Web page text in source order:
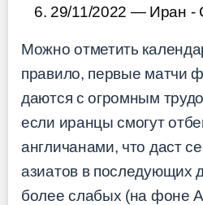
29/11/2022 — Иран
Можно отметить
правило, первые матчи
даются с огромным
если иранцы смогут
англичанами, что даст
азиатов в последующих
более слабых (на фоне